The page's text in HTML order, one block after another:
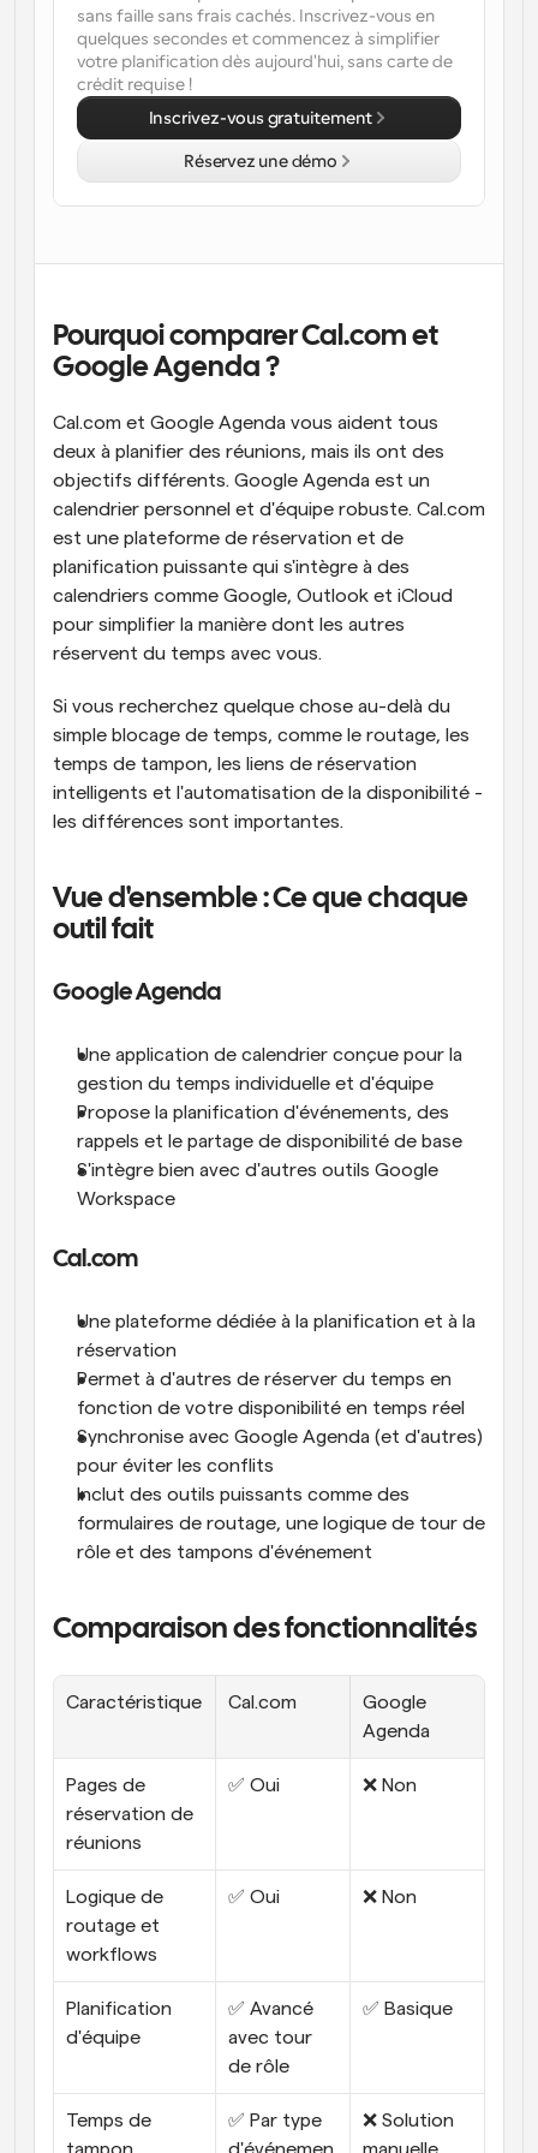
Programmation surpuissante avec des appels
alimentés par l'IA
Flux de travail
Automatiser la planification et les rappels
Restez à jour avec les dernières nouvelles et mises à
Réunions instantanées
personnes
Webhooks
Pourquoi comparer Cal.com et
Google Agenda ?
Cal.com et Google Agenda vous aident tous
deux à planifier des réunions, mais ils ont des
objectifs différents. Google Agenda est un
calendrier personnel et d'équipe robuste. Cal.com
est une plateforme de réservation et de
planification puissante qui s'intègre à des
calendriers comme Google, Outlook et iCloud
pour simplifier la manière dont les autres
réservent du temps avec vous.
Si vous recherchez quelque chose au-delà du
simple blocage de temps, comme le routage, les
temps de tampon, les liens de réservation
intelligents et l'automatisation de la disponibilité -
les différences sont importantes.
Vue d'ensemble : Ce que chaque
outil fait
Google Agenda
Une application de calendrier conçue pour la
gestion du temps individuelle et d'équipe
Propose la planification d'événements, des
rappels et le partage de disponibilité de base
S'intègre bien avec d'autres outils Google
Workspace
Cal.com
Une plateforme dédiée à la planification et à la
réservation
Permet à d'autres de réserver du temps en
fonction de votre disponibilité en temps réel
Synchronise avec Google Agenda (et d'autres)
pour éviter les conflits
Inclut des outils puissants comme des
formulaires de routage, une logique de tour de
rôle et des tampons d'événement
Comparaison des fonctionnalités
Caractéristique Cal.com
Google
Agenda
Pages de
réservation de
réunions
✅ Oui ❌ Non
Logique de
routage et
workflows
✅ Oui ❌ Non
Planification
d'équipe
✅ Avancé
avec tour
de rôle
✅ Basique
Temps de
✅ Par type
❌ Solution
sans faille sans frais cachés. Inscrivez-vous en
quelques secondes et commencez à simplifier
votre planification dès aujourd'hui, sans carte de
crédit requise !
Inscrivez-vous gratuitement
Réservez une démo